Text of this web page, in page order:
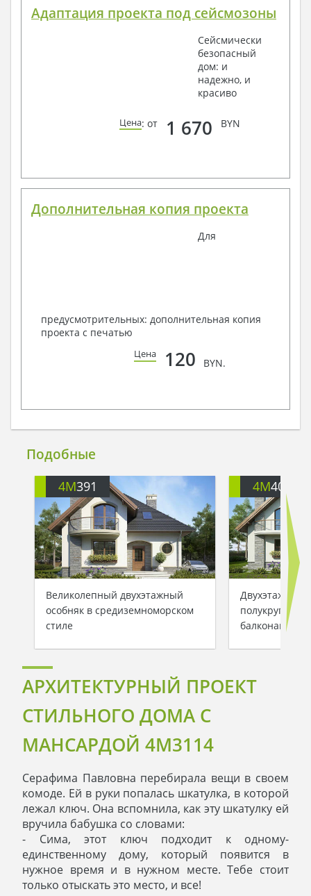
Адаптация проекта под сейсмозоны
Сейсмически
безопасный
дом: и
надежно, и
красиво
Цена: от 1 670 BYN
Дополнительная копия проекта
Для
предусмотрительных: дополнительная копия
проекта с печатью
Цена 120 BYN.
Подобные
4M391
Великолепный двухэтажный
особняк в средиземноморском
стиле
4M401
Двухэтажный
балконами
АРХИТЕКТУРНЫЙ ПРОЕКТ
СТИЛЬНОГО ДОМА С
МАНСАРДОЙ 4M3114
Серафима Павловна перебирала вещи в своем
комоде. Ей в руки попалась шкатулка, в которой
лежал ключ. Она вспомнила, как эту шкатулку ей
вручила бабушка со словами:
- Сима, этот ключ подходит к одному-
единственному дому, который появится в
нужное время и в нужном месте. Тебе стоит
только отыскать это место, и все!